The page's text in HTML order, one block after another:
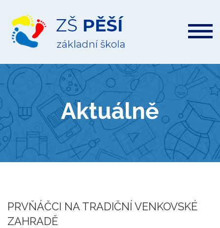
ZŠ
Pěší
Aktuálně
PRVŇÁČCI NA TRADIČNÍ VENKOVSKÉ
ZAHRADĚ